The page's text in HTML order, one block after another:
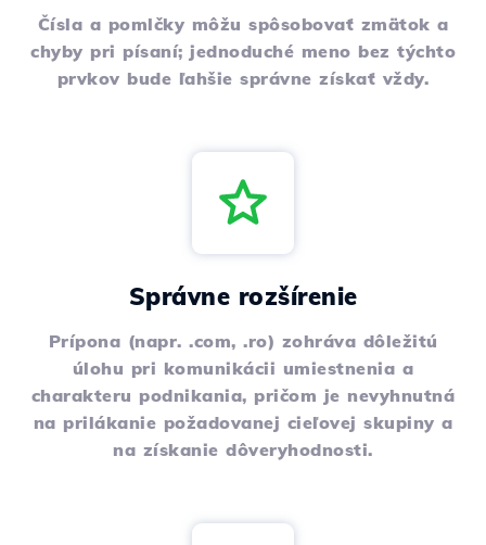
Čísla a pomlčky môžu spôsobovať zmätok a
chyby pri písaní; jednoduché meno bez týchto
prvkov bude ľahšie správne získať vždy.
Správne rozšírenie
Prípona (napr. .com, .ro) zohráva dôležitú
úlohu pri komunikácii umiestnenia a
charakteru podnikania, pričom je nevyhnutná
na prilákanie požadovanej cieľovej skupiny a
na získanie dôveryhodnosti.